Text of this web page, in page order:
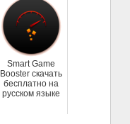
Smart Game
Booster скачать
бесплатно на
русском языке